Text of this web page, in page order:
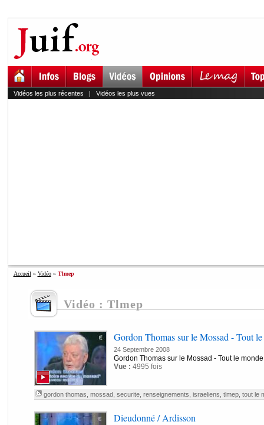
Vidéos les plus récentes | Vidéos les plus vues
Accueil » Vidéo» Tlmep
Vidéo : Tlmep
Gordon Thomas sur le Mossad - Tout
24 Septembre 2008
Gordon Thomas sur le Mossad - Tout le
Vue : 4995 fois
gordon thomas mossad, securite, renseignements israeliens tlmep, tout le
Dieudonné / Ardisson